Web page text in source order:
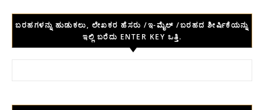
ಬರಹಗಳನ್ನು ಹುಡುಕಲು, ಲೇಖಕರ ಹೆಸರು /ಇ-ಮೈಲ್ /ಬರಹದ ಶೀರ್ಷಿಕೆಯನ್ನು
ಇಲ್ಲಿ ಬರೆದು ENTER KEY ಒತ್ತಿ.